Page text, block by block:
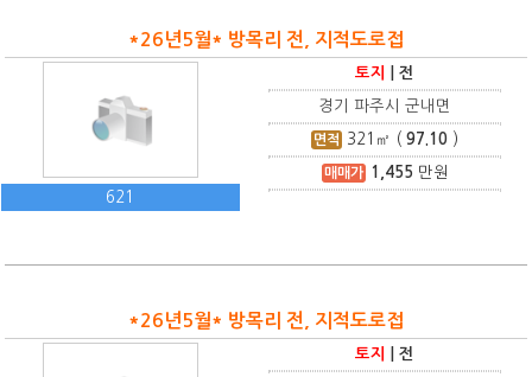
*26년5월* 방목리 전, 지적도로접
621
토지 |전
경기 파주시 군내면
면적 321 ㎡ (97.10 )
매매가 1,455 만원
*26년5월* 방목리 전, 지적도로접
토지 |전